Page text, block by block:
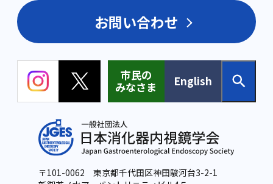
お問い合わせ
市民の
みなさま
English
〒101-0062 東京都千代田区神田駿河台3-2-1